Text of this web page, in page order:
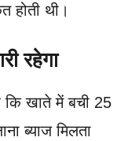
होती थी।
रहेगा
कि खाते में बची 25
ब्याज मिलता